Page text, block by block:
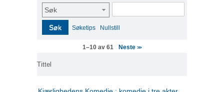
Søk
Søk Søketips Nullstill
1–10 av 61 Neste>>
Tittel